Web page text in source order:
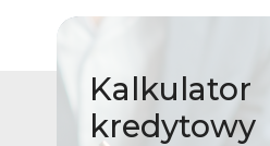
Kalkulator
kredytowy